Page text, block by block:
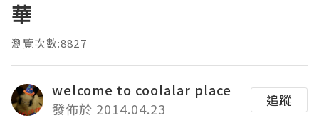
華
瀏覽次數:8827
welcome to coolalar place
發佈於 2014.04.23
追蹤